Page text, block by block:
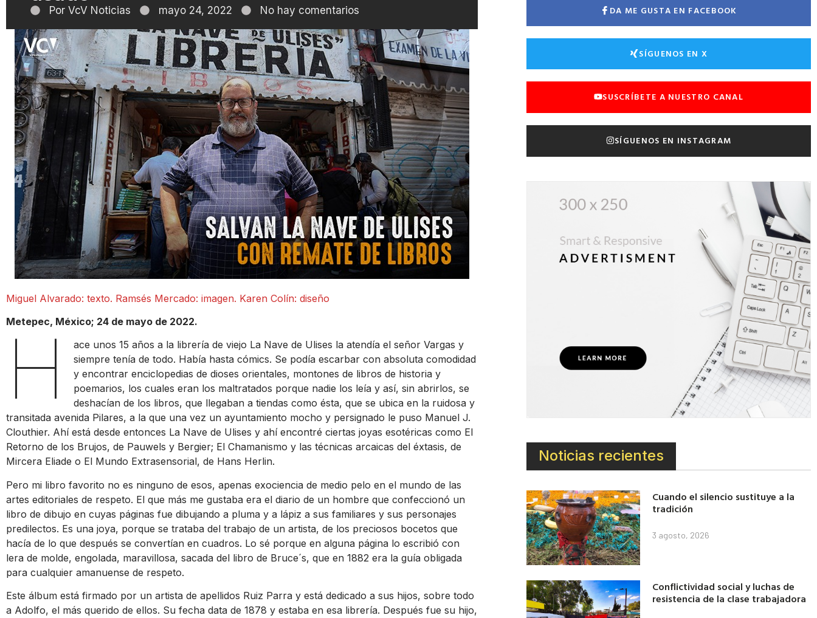
Por VcV Noticias mayo 24, 2022 No hay comentarios
Miguel Alvarado: texto. Ramsés Mercado: imagen. Karen Colín: diseño
Metepec, México; 24 de mayo de 2022.
H
ace unos 15 años a la librería de viejo La Nave de Ulises la atendía el señor Vargas y
siempre tenía de todo. Había hasta cómics. Se podía escarbar con absoluta comodidad
y encontrar enciclopedias de dioses orientales, montones de libros de historia y
poemarios, los cuales eran los maltratados porque nadie los leía y así, sin abrirlos, se
deshacían de los libros, que llegaban a tiendas como ésta, que se ubica en la ruidosa y
transitada avenida Pilares, a la que una vez un ayuntamiento mocho y persignado le puso Manuel J.
Clouthier. Ahí está desde entonces La Nave de Ulises y ahí encontré ciertas joyas esotéricas como El
Retorno de los Brujos, de Pauwels y Bergier; El Chamanismo y las técnicas arcaicas del éxtasis, de
Mircera Eliade o El Mundo Extrasensorial, de Hans Herlin.
Pero mi libro favorito no es ninguno de esos, apenas exociencia de medio pelo en el mundo de las
artes editoriales de respeto. El que más me gustaba era el diario de un hombre que confeccionó un
libro de dibujo en cuyas páginas fue dibujando a pluma y a lápiz a sus familiares y sus personajes
predilectos. Es una joya, porque se trataba del trabajo de un artista, de los preciosos bocetos que
hacía de lo que después se convertían en cuadros. Lo sé porque en alguna página lo escribió con
lera de molde, engolada, maravillosa, sacada del libro de Bruce´s, que en 1882 era la guía obligada
para cualquier amanuense de respeto.
Este álbum está firmado por un artista de apellidos Ruiz Parra y está dedicado a sus hijos, sobre todo
a Adolfo, el más querido de ellos. Su fecha data de 1878 y estaba en esa librería. Después fue su hijo,
DA ME GUSTA EN FACEBOOK
SÍGUENOS EN X
SUSCRÍBETE A NUESTRO CANAL
SÍGUENOS EN INSTAGRAM
Noticias recientes
Cuando el silencio sustituye a la
tradición
3 agosto, 2026
Conflictividad social y luchas de
resistencia de la clase trabajadora